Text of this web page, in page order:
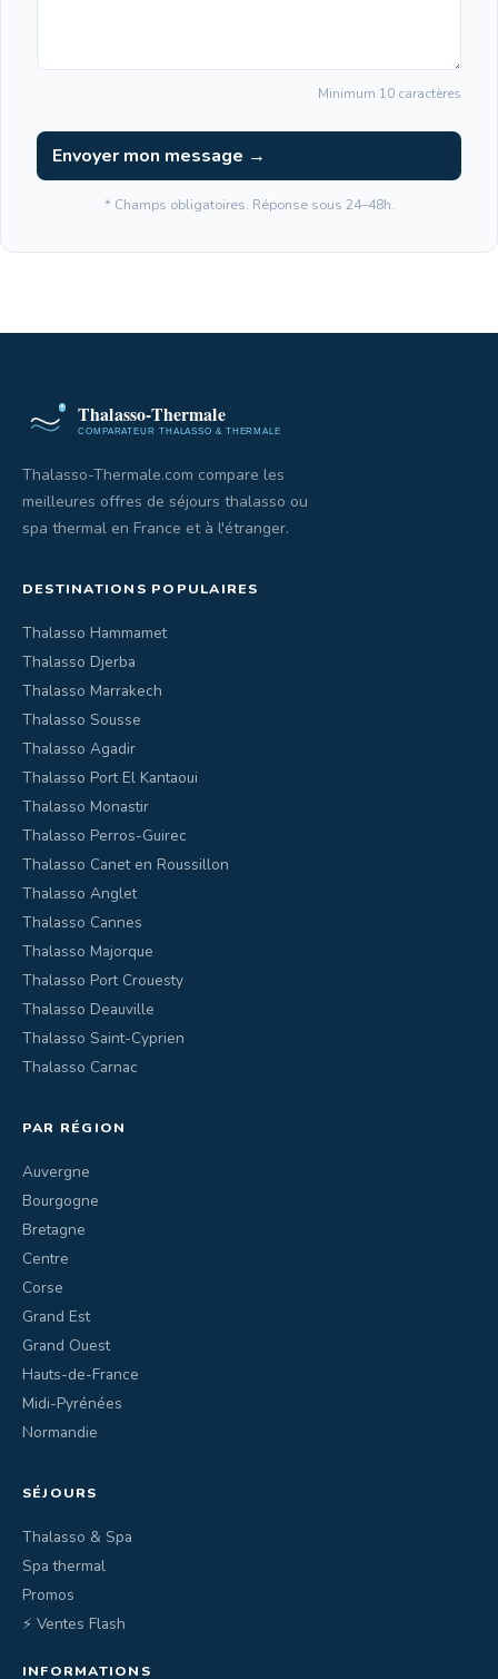
Minimum 10 caractères
Envoyer mon message →
* Champs obligatoires. Réponse sous 24–48h.
Thalasso-Thermale.com compare les
meilleures offres de séjours thalasso ou
spa thermal en France et à l'étranger.
DESTINATIONS POPULAIRES
Thalasso Hammamet
Thalasso Djerba
Thalasso Marrakech
Thalasso Sousse
Thalasso Agadir
Thalasso Port El Kantaoui
Thalasso Monastir
Thalasso Perros-Guirec
Thalasso Canet en Roussillon
Thalasso Anglet
Thalasso Cannes
Thalasso Majorque
Thalasso Port Crouesty
Thalasso Deauville
Thalasso Saint-Cyprien
Thalasso Carnac
PAR RÉGION
Auvergne
Bourgogne
Bretagne
Centre
Corse
Grand Est
Grand Ouest
Hauts-de-France
Midi-Pyrénées
Normandie
SÉJOURS
Thalasso & Spa
Spa thermal
Promos
⚡ Ventes Flash
INFORMATIONS